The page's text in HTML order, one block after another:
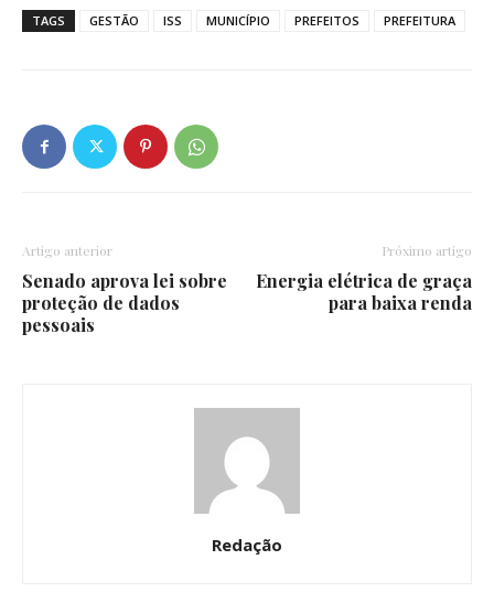
TAGS GESTÃO ISS MUNICÍPIO PREFEITOS PREFEITURA
Artigo anterior
Senado aprova lei sobre
proteção de dados
pessoais
Próximo artigo
Energia elétrica de graça
para baixa renda
Redação